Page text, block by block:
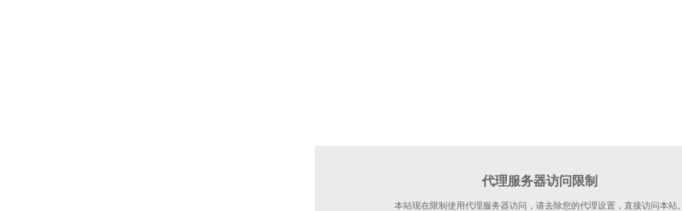
代理服务器访问限制
本站现在限制使用代理服务器访问，请去除您的代理设置，直接访问本站。